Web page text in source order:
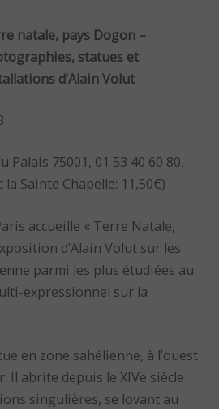
natale, pays Dogon –
statues et
d’Alain Volut
Palais 75001, 01 53 40 60 80,
Sainte Chapelle: 11,50€)
accueille « Terre Natale,
d’Alain Volut sur les
parmi les plus étudiées au
expressionnel sur la
en zone sahélienne, à l’ouest
Il abrite depuis le XIVe siècle
singulières, se lovant au